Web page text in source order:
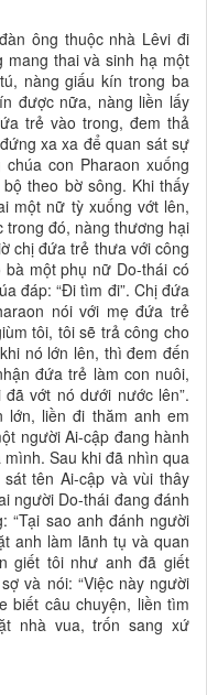
ông thuộc nhà Lêvi đi
thai và sinh hạ một
nàng giấu kín trong ba
được nữa, nàng liền lấy
trẻ vào trong, đem thả
xa xa để quan sát sự
con Pharaon xuống
theo bờ sông. Khi thấy
một nữ tỳ xuống vớt lên,
trong đó, nàng thương hại
chị đứa trẻ thưa với công
một phụ nữ Do-thái có
đáp: “Đi tìm đi”. Chị đứa
nói với mẹ đứa trẻ
tôi, tôi sẽ trả công cho
nó lớn lên, thì đem đến
đứa trẻ làm con nuôi,
vớt nó dưới nước lên”.
lớn, liền đi thăm anh em
người Ai-cập đang hành
Sau khi đã nhìn qua
tên Ai-cập và vùi thây
người Do-thái đang đánh
“Tại sao anh đánh người
anh làm lãnh tụ và quan
giết tôi như anh đã giết
và nói: “Việc này người
biết câu chuyện, liền tìm
nhà vua, trốn sang xứ